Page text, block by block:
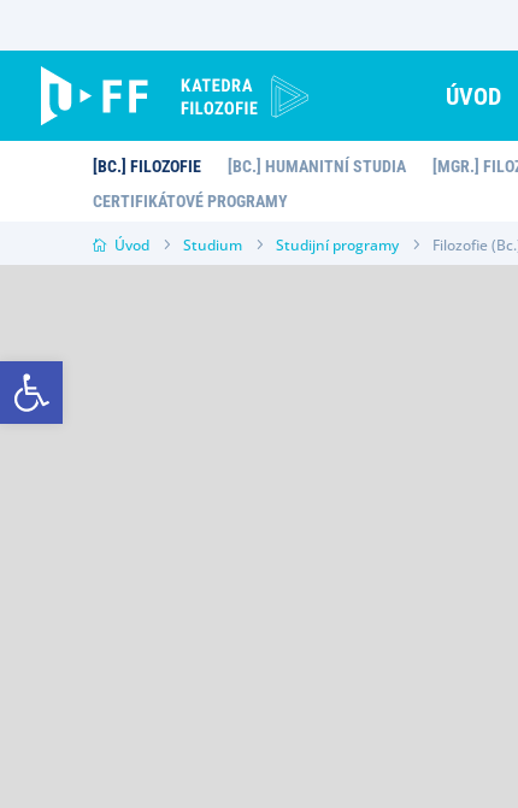
Open toolbar
ÚVOD
[BC.] FILOZOFIE [BC.] HUMANITNÍ STUDIA [MGR.]
CERTIFIKÁTOVÉ PROGRAMY
Úvod Studium Studijní programy Filozofie